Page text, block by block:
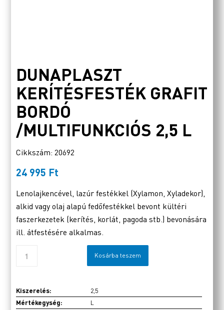
DUNAPLASZT
KERÍTÉSFESTÉK GRAFIT
BORDÓ
/MULTIFUNKCIÓS 2,5 L
Cikkszám: 20692
24 995 Ft
Lenolajkencével, lazúr festékkel (Xylamon, Xyladekor),
alkid vagy olaj alapú fedőfestékkel bevont kültéri
faszerkezetek (kerítés, korlát, pagoda stb.) bevonására
ill. átfestésére alkalmas.
Kosárba teszem
Kiszerelés: 2,5
Mértékegység: L